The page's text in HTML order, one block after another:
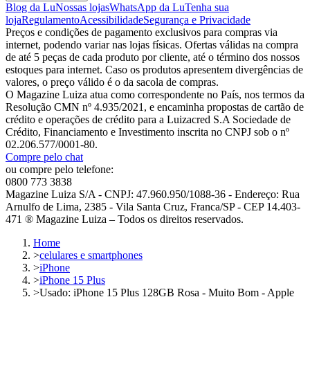
Blog da LuNossas lojasWhatsApp da LuTenha sua
lojaRegulamentoAcessibilidadeSegurança e Privacidade
Preços e condições de pagamento exclusivos para compras via
internet, podendo variar nas lojas físicas. Ofertas válidas na compra
de até 5 peças de cada produto por cliente, até o término dos nossos
estoques para internet. Caso os produtos apresentem divergências de
valores, o preço válido é o da sacola de compras.
O Magazine Luiza atua como correspondente no País, nos termos da
Resolução CMN nº 4.935/2021, e encaminha propostas de cartão de
crédito e operações de crédito para a Luizacred S.A Sociedade de
Crédito, Financiamento e Investimento inscrita no CNPJ sob o nº
02.206.577/0001-80.
Compre pelo chat
ou compre pelo telefone:
0800 773 3838
Magazine Luiza S/A - CNPJ: 47.960.950/1088-36 - Endereço: Rua
Arnulfo de Lima, 2385 - Vila Santa Cruz, Franca/SP - CEP 14.403-
471 ® Magazine Luiza – Todos os direitos reservados.
Home
>celulares e smartphones
>iPhone
>iPhone 15 Plus
>Usado: iPhone 15 Plus 128GB Rosa - Muito Bom - Apple